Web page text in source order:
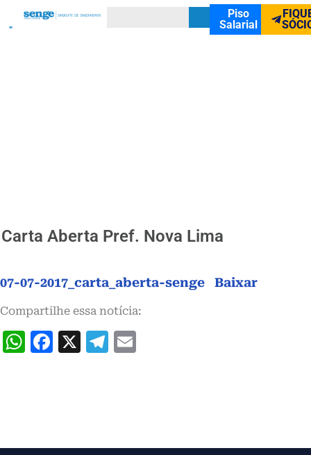
Piso
Salarial
Carta Aberta Pref. Nova Lima
07-07-2017_carta_aberta-senge Baixar
Compartilhe essa notícia:
WhatsApp
Facebook
X Telegram